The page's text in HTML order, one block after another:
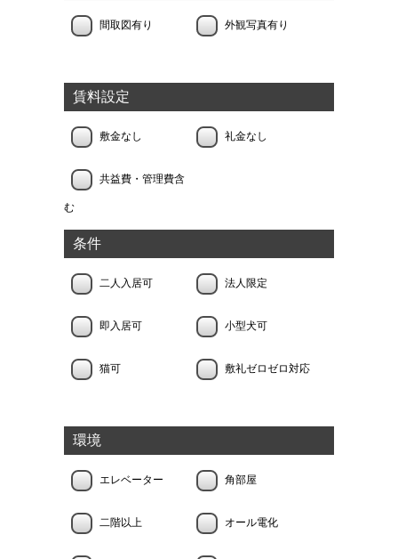
間取図有り 外観写真有り
賃料設定
敷金なし 礼金なし
共益費・管理費含
む
条件
二人入居可 法人限定
即入居可 小型犬可
猫可 敷礼ゼロゼロ対応
環境
エレベーター 角部屋
二階以上 オール電化